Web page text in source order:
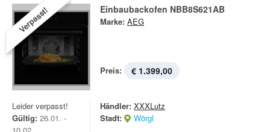
Verpasst! Einbaubackofen NBB8S621AB
Marke: AEG
Preis: € 1.399,00
Leider verpasst!
Gültig: 26.01. -
Händler: XXXLutz
Stadt:
Wörgl